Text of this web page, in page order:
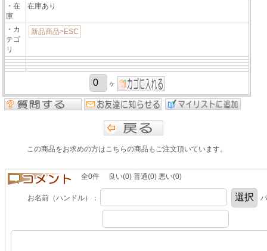
・在
庫
在庫あり
・カ
テゴ
リ
新品商品>ESC
ヶ
この商品をお求めの方はこちらの商品もご注文頂いています。
全0件 良い(0) 普通(0) 悪い(0)
お名前（ハンドル）：